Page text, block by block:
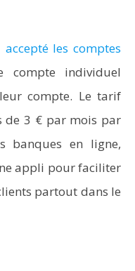
les comptes
compte individuel
compte. Le tarif
de 3 € par mois par
banques en ligne,
appli pour faciliter
partout dans le